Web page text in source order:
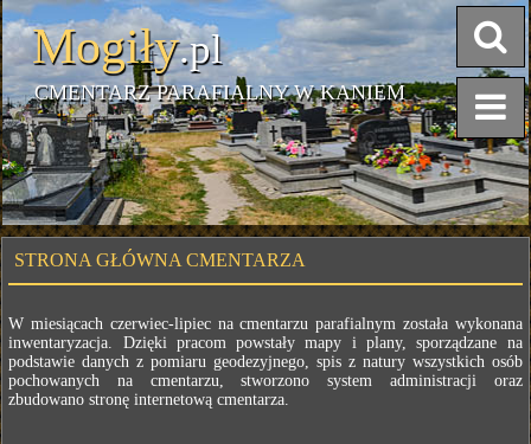
Mogiły.pl
CMENTARZ PARAFIALNY W KANIEM
STRONA GŁÓWNA CMENTARZA
W miesiącach czerwiec-lipiec na cmentarzu parafialnym została wykonana
inwentaryzacja. Dzięki pracom powstały mapy i plany, sporządzane na
podstawie danych z pomiaru geodezyjnego, spis z natury wszystkich osób
pochowanych na cmentarzu, stworzono system administracji oraz
zbudowano stronę internetową cmentarza.